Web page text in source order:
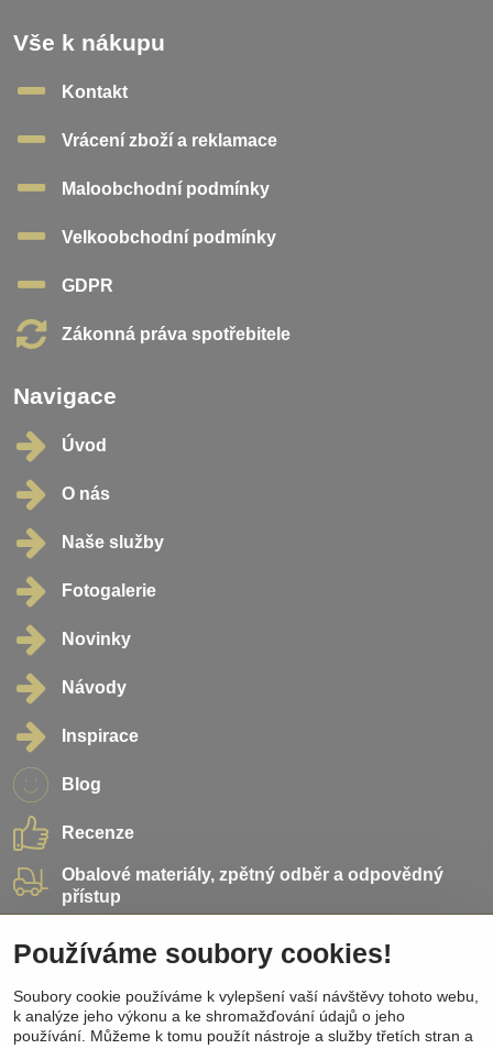
Vše k nákupu
Kontakt
Vrácení zboží a reklamace
Maloobchodní podmínky
Velkoobchodní podmínky
GDPR
Zákonná práva spotřebitele
Navigace
Úvod
O nás
Naše služby
Fotogalerie
Novinky
Návody
Inspirace
Blog
Recenze
Obalové materiály, zpětný odběr a odpovědný
přístup
Přidejte se k nám
Sociální sítě
Facebook
Používáme soubory cookies!
Soubory cookie používáme k vylepšení vaší návštěvy tohoto webu,
k analýze jeho výkonu a ke shromažďování údajů o jeho
používání. Můžeme k tomu použít nástroje a služby třetích stran a